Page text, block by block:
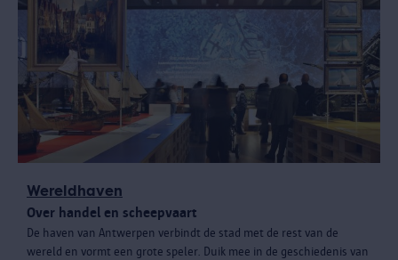
Wereldhaven
Over handel en scheepvaart
De haven van Antwerpen verbindt de stad met de rest van de
wereld en vormt een grote speler. Duik mee in de geschiedenis van